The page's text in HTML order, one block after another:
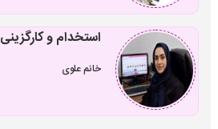
استخدام و کارگزینی
خانم علوی